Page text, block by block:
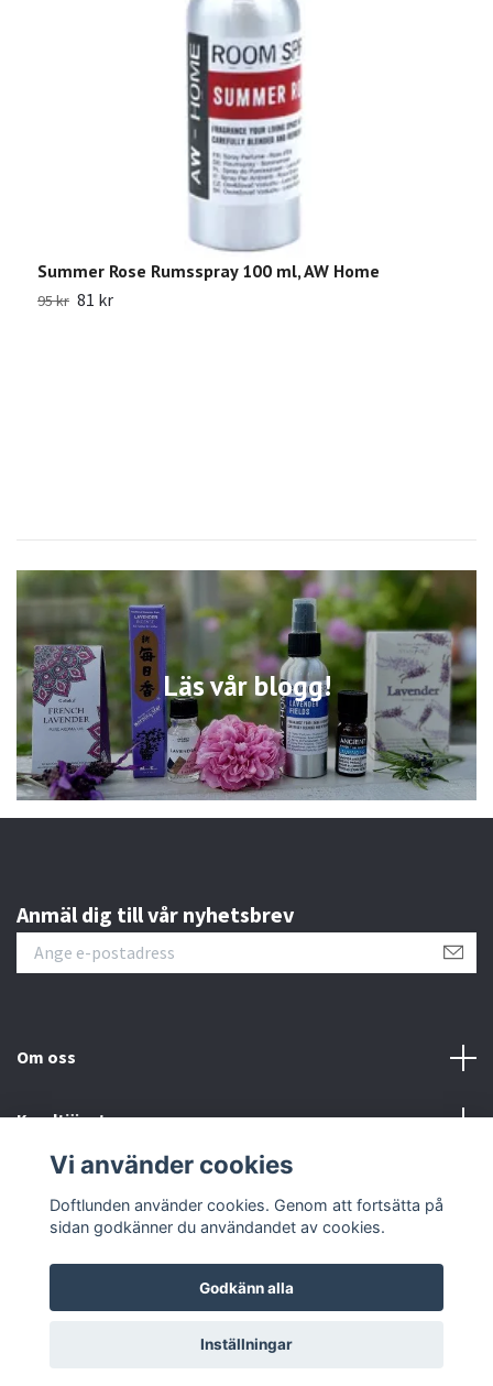
Läs vår blogg!
Summer Rose Rumsspray 100 ml, AW Home
95 kr 81 kr
Anmäl dig till vår nyhetsbrev
Om oss
Kundtjänst
© 2026 Doftlunden
Vi använder cookies
Doftlunden använder cookies. Genom att fortsätta på
sidan godkänner du användandet av cookies.
Godkänn alla
Inställningar